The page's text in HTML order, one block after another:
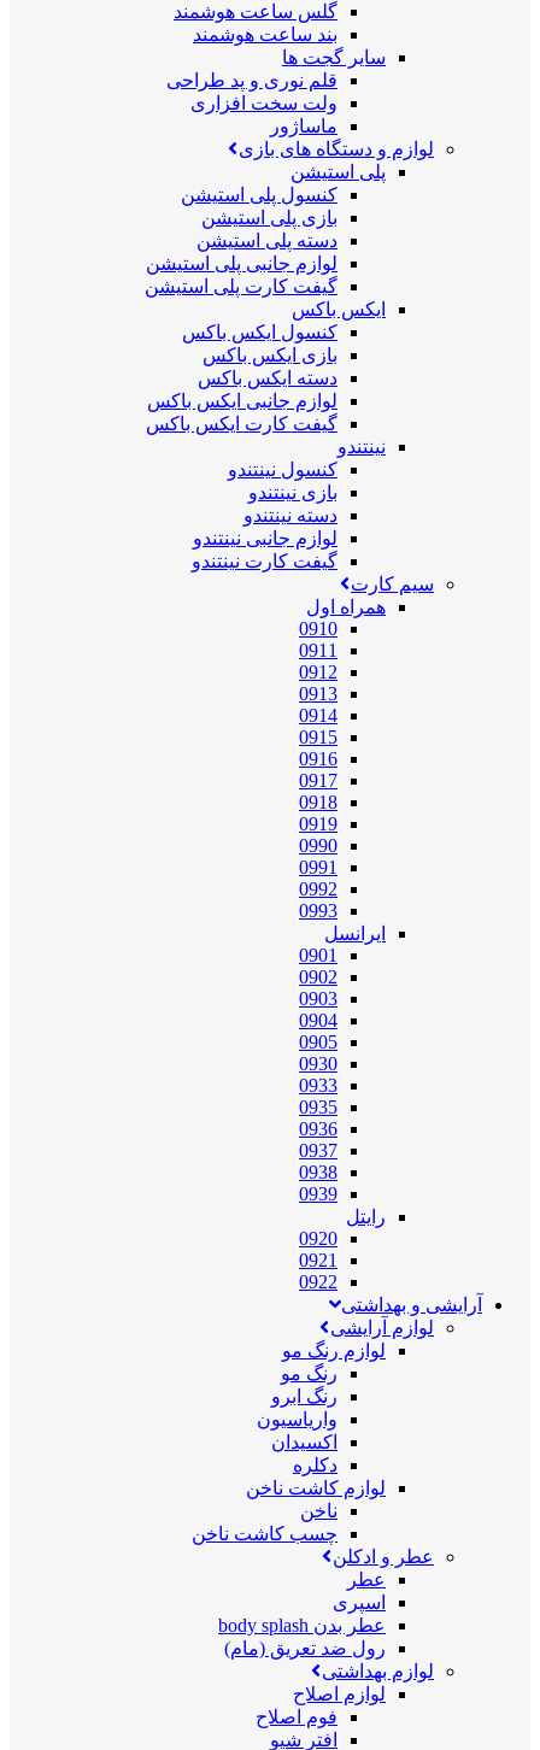
گلس ساعت هوشمند
بند ساعت هوشمند
سایر گجت ها
قلم نوری و پد طراحی
ولت سخت افزاری
ماساژور
لوازم و دستگاه های بازی
پلی استیشن
کنسول پلی استیشن
بازی پلی استیشن
دسته پلی استیشن
لوازم جانبی پلی استیشن
گیفت کارت پلی استیشن
ایکس باکس
کنسول ایکس باکس
بازی ایکس باکس
دسته ایکس باکس
لوازم جانبی ایکس باکس
گیفت کارت ایکس باکس
نینتندو
کنسول نینتندو
بازی نینتندو
دسته نینتندو
لوازم جانبی نینتندو
گیفت کارت نینتندو
سیم کارت
همراه اول
0910
0911
0912
0913
0914
0915
0916
0917
0918
0919
0990
0991
0992
0993
ایرانسل
0901
0902
0903
0904
0905
0930
0933
0935
0936
0937
0938
0939
رایتل
0920
0921
0922
آرایشی و بهداشتی
لوازم آرایشی
لوازم رنگ مو
رنگ مو
رنگ ابرو
واریاسیون
اکسیدان
دکلره
لوازم کاشت ناخن
ناخن
چسب کاشت ناخن
عطر و ادکلن
عطر
اسپری
عطر بدن body splash
رول ضد تعریق (مام)
لوازم بهداشتی
لوازم اصلاح
فوم اصلاح
افتر شیو